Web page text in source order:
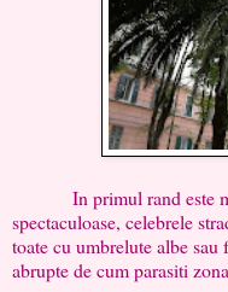
In primul rand este
spectaculoase, celebrele
toate cu umbrelute albe
abrupte de cum parasiti